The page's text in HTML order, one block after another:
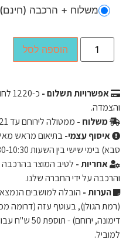
משלוח + הרכבה (חינם)
הוספה לסל
אפשרויות תשלום - כ-1220
והצמדה.
משלוח - ממטולה לירוחם עד 21 ימי עסקים.
איסוף עצמי-
סבא) בימי שישי בין השעות 8:30-10:30. עד 14 ימי עסקים.
אחריות -
והרכבה על ידי החברה שלנו.
הערות -
דימונה,
למוביל.